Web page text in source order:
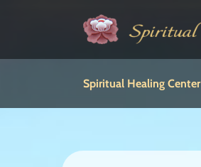
Spiritual Healing Center